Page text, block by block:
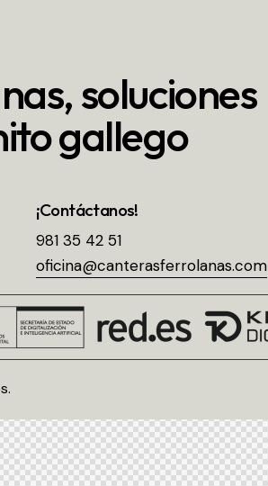
soluciones
gallego
¡Contáctanos!
981 35 42 51
oficina@canterasferrolanas.com